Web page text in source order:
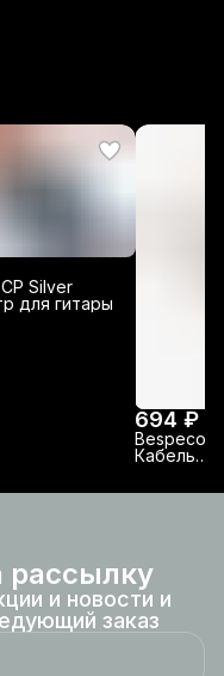
Silver
для гитары
694 ₽
Bespeco
Кабель
рассылку
и новости и
заказ